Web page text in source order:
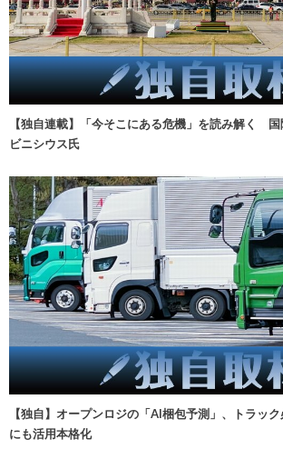
【独自連載】「今そこにある危機」を読み解く 国
ビニシウス氏
【独自】オープンロジの「AI梱包予測」、トラッ
にも活用本格化